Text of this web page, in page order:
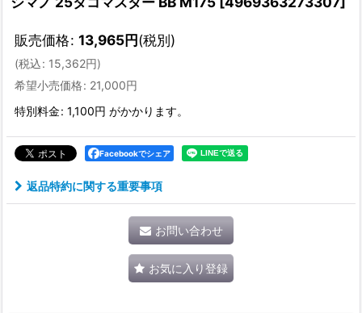
販売価格: 13,965円(税別)
(税込: 15,362円)
希望小売価格: 21,000円
特別料金: 1,100円 がかかります。
Facebookでシェア
返品特約に関する重要事項
お問い合わせ
お気に入り登録